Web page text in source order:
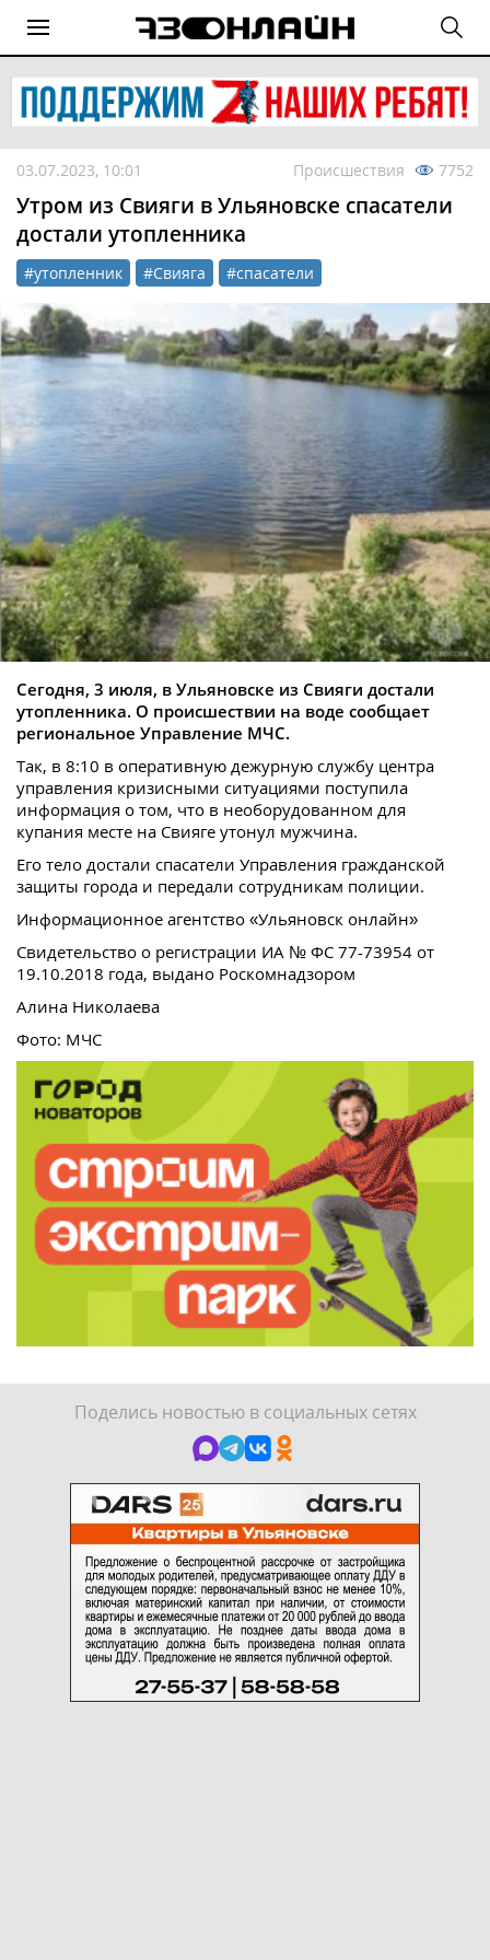
03.07.2023, 10:01 Происшествия 7752
Утром из Свияги в Ульяновске спасатели
достали утопленника
#утопленник #Свияга #спасатели
Сегодня, 3 июля, в Ульяновске из Свияги достали
утопленника. О происшествии на воде сообщает
региональное Управление МЧС.
Так, в 8:10 в оперативную дежурную службу центра
управления кризисными ситуациями поступила
информация о том, что в необорудованном для
купания месте на Свияге утонул мужчина.
Его тело достали спасатели Управления гражданской
защиты города и передали сотрудникам полиции.
Информационное агентство «Ульяновск онлайн»
Свидетельство о регистрации ИА № ФС 77-73954 от
19.10.2018 года, выдано Роскомнадзором
Алина Николаева
Фото: МЧС
Поделись новостью в социальных сетях